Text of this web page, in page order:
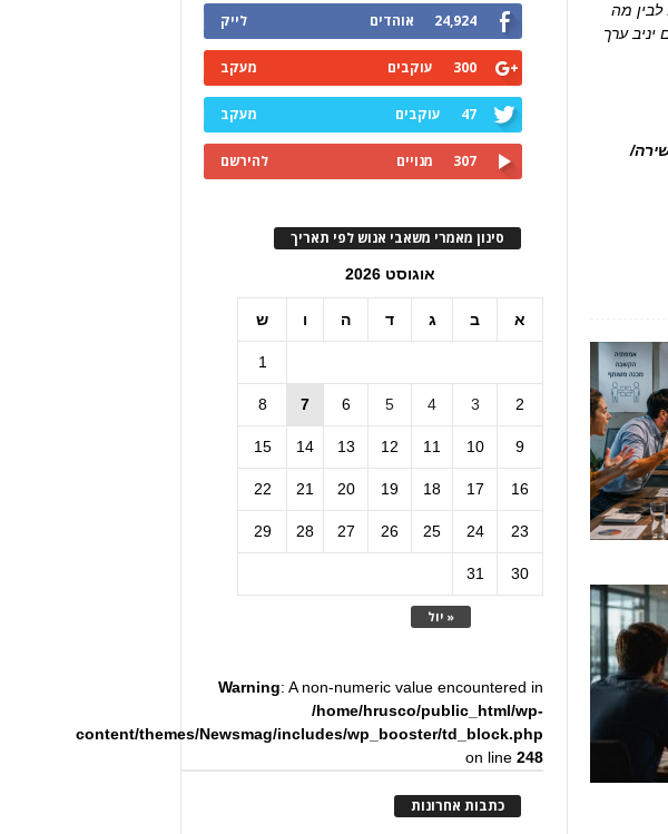
לבין מה
ערך
24,924 אוהדים לייק
300 עוקבים מעקב
47 עוקבים מעקב
307 מנויים להירשם
סינון מאמרי משאבי אנוש לפי תאריך
אוגוסט 2026
א ב ג ד ה ו ש
« יול
1
2
3
4
5
6
7
8
9
10
11
12
13
14
15
16
17
18
19
20
21
22
23
24
25
26
27
28
29
30
31
Warning: A non-numeric value encountered in
/home/hrusco/public_html/wp-
content/themes/Newsmag/includes/wp_booster/td_block.php
on line248
כתבות אחרונות